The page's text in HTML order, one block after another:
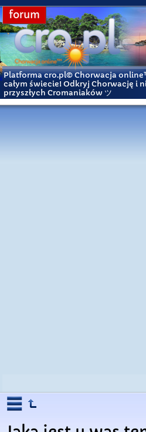
forum
Platforma cro.pl© Chorwacja
całym świecie! Odkryj Chorwację i
przyszłych Cromaniaków ツ